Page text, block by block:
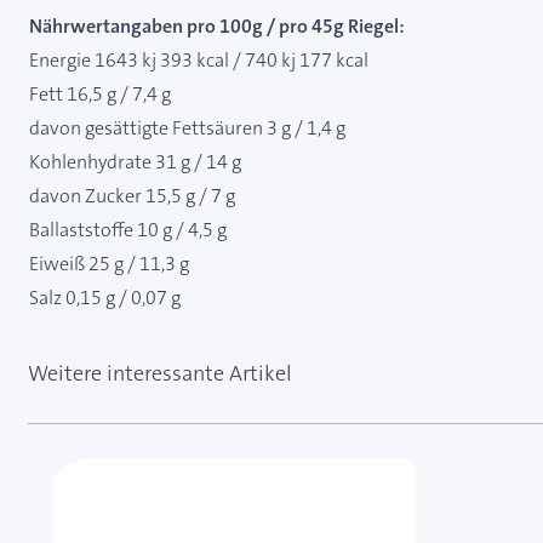
Nährwertangaben pro 100g / pro 45g Riegel:
Energie 1643 kj 393 kcal / 740 kj 177 kcal
Fett 16,5 g / 7,4 g
davon gesättigte Fettsäuren 3 g / 1,4 g
Kohlenhydrate 31 g / 14 g
davon Zucker 15,5 g / 7 g
Ballaststoffe 10 g / 4,5 g
Eiweiß 25 g / 11,3 g
Salz 0,15 g / 0,07 g
Weitere interessante Artikel
Mit der Tabulatortaste können Sie durch die